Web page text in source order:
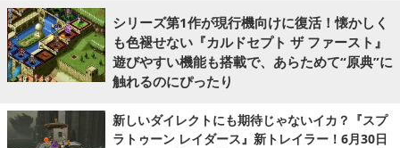
シリーズ第1作が現行機向けに復活！懐かしく
も色褪せない『カルドセプト ザ ファースト』
遊びやすい機能も搭載で、あらためて“原典”に
触れるのにぴったり
新しいダイレクトにも期待じゃないイカ？『スプ
ラトゥーン レイダース』新トレイラー！6月30日